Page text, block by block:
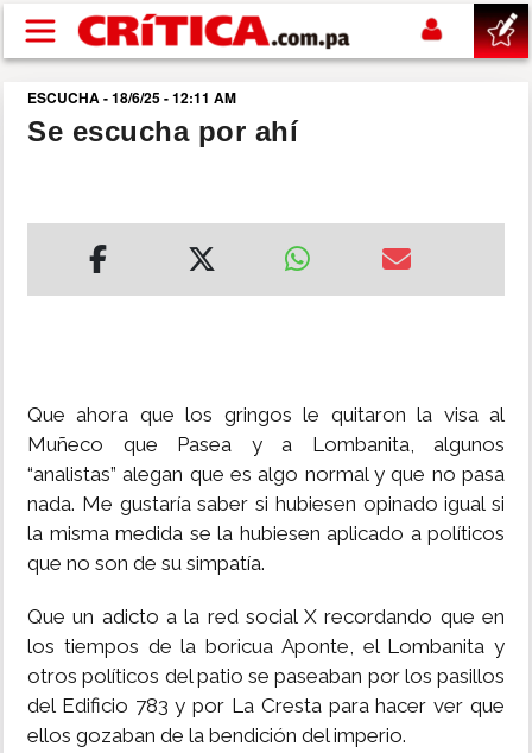
Pasar al contenido principal
buscar
DEPORTES
MUNDO
INSÓLITAS
MULTIMEDIA
IMPRESO
ESCUCHA - 18/6/25 - 12:11 AM
Se escucha por ahí
Que ahora que los gringos le quitaron la visa al
Muñeco que Pasea y a Lombanita, algunos
“analistas” alegan que es algo normal y que no pasa
nada. Me gustaría saber si hubiesen opinado igual si
la misma medida se la hubiesen aplicado a políticos
que no son de su simpatía.
Que un adicto a la red social X recordando que en
los tiempos de la boricua Aponte, el Lombanita y
otros políticos del patio se paseaban por los pasillos
del Edificio 783 y por La Cresta para hacer ver que
ellos gozaban de la bendición del imperio.